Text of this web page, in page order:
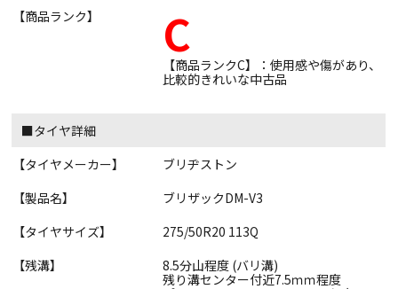
【商品ランク】
C
【商品ランクC】：使用感や傷があり、
比較的きれいな中古品
■タイヤ詳細
【タイヤメーカー】
ブリヂストン
【製品名】
ブリザックDM-V3
【タイヤサイズ】
275/50R20 113Q
【残溝】
8.5分山程度 (バリ溝)
残り溝センター付近7.5ｍｍ程度